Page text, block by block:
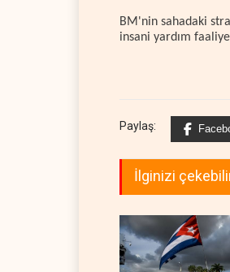
BM'nin sahadaki
insani yardım
Paylaş:
İlginizi